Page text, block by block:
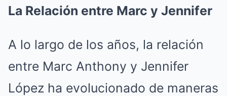
La Relación entre Marc y Jennifer
A lo largo de los años, la relación
entre Marc Anthony y Jennifer
López ha evolucionado de maneras